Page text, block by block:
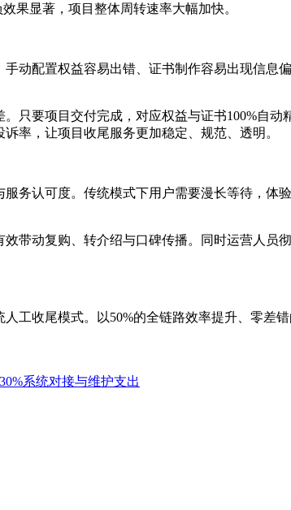
果显著，项目整体周转速率大幅加快。
动配置权益容易出错、证书制作容易出现信息
只要项目交付完成，对应权益与证书100%自
率，让项目收尾服务更加稳定、规范、透明。
务认可度。传统模式下用户需要漫长等待，体
带动复购、转介绍与口碑传播。同时运营人员
工收尾模式。以50%的全链路效率提升、零差
系统对接与维护支出